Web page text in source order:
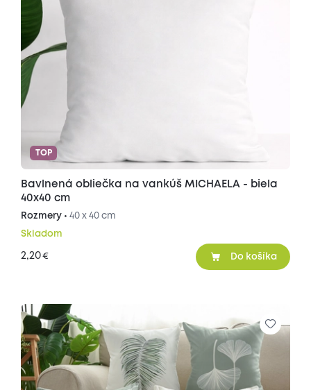
TOP
Bavlnená obliečka na vankúš MICHAELA - biela
40x40 cm
Rozmery • 40 x 40 cm
Skladom
2,20€ Do košíka